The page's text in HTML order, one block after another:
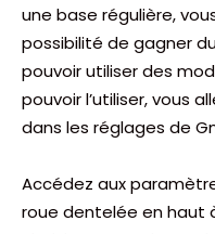
une base régulière,
possibilité de gagner
pouvoir utiliser des
pouvoir l’utiliser, vous
dans les réglages de
Accédez aux
roue dentelée en haut